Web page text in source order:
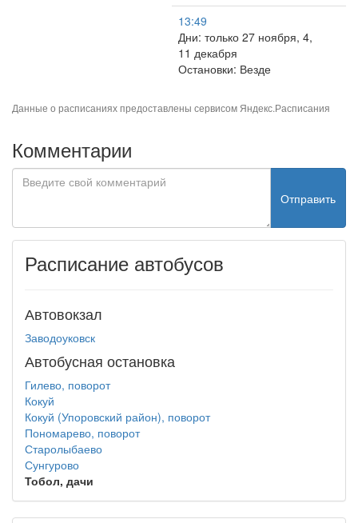
13:49
Дни: только 27 ноября, 4,
11 декабря
Остановки: Везде
Данные о расписаниях предоставлены сервисом Яндекс.Расписания
Комментарии
Отправить
Расписание автобусов
Автовокзал
Заводоуковск
Автобусная остановка
Гилево, поворот
Кокуй
Кокуй (Упоровский район), поворот
Пономарево, поворот
Старолыбаево
Сунгурово
Тобол, дачи